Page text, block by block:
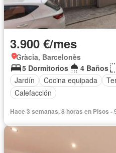
3.900 €/mes
Gràcia, Barcelonès
5 Dormitorios
4 Baños
Jardín
Cocina equipada
Calefacción
Hace 3 semanas, 8 horas en Pisos -